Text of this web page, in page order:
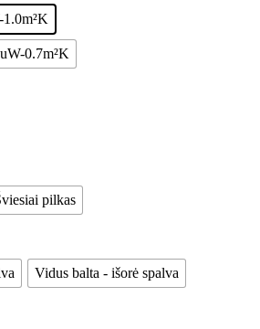
0.7m²K
pilkas
Vidus balta - išorė spalva